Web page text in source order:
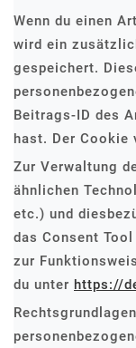
Wenn du einen
wird ein
gespeichert.
Beitrags-ID des
hast. Der Cookie
Zur Verwaltung
ähnlichen
etc.) und
das Consent
zur
du unter https://